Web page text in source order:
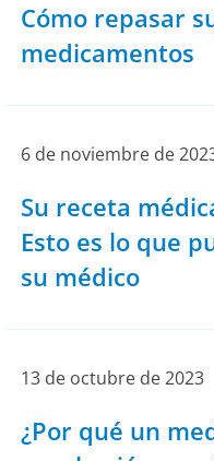
Cómo repasar
medicamentos
6 de noviembre de
Su receta
Esto es lo que
su médico
13 de octubre de 2023
¿Por qué un